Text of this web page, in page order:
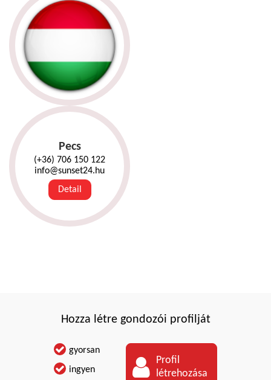
Pecs
(+36) 706 150 122
info@sunset24.hu
Detail
Hozza létre gondozói profilját
Profil
létrehozása
gyorsan
ingyen